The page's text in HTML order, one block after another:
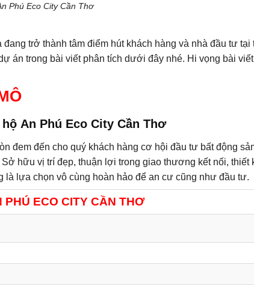
Phú Eco City Cần Thơ
trở thành tâm điểm hút khách hàng và nhà đầu tư
án trong bài viết phân tích dưới đây nhé. Hi vọng bài
An Phú Eco City Cần Thơ
đem đến cho quý khách hàng cơ hội đầu tư bất động
hữu vị trí đẹp, thuận lợi trong giao thương kết nối, thiết
lựa chọn vô cùng hoàn hảo để an cư cũng như đầu tư.
PHÚ ECO CITY CẦN THƠ